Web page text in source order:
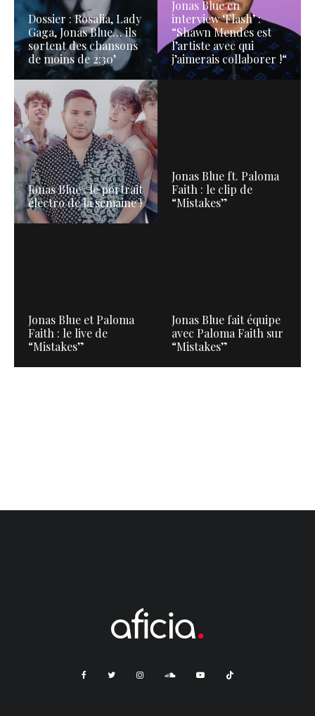
Dossier : Rosalia, Lady
Gaga, Jonas Blue… ils
sortent des chansons
de moins de 2:30’
Jonas Blue en
interview ‘Flash’ :
“Shawn Mendes est
l’artiste avec qui
j’aimerais collaborer !“
Jonas Blue : le portrait
électro de la semaine !
Jonas Blue ft. Paloma
Faith : le clip de
“Mistakes”
Jonas Blue et Paloma
Faith : le live de
“Mistakes”
Jonas Blue fait équipe
avec Paloma Faith sur
“Mistakes”